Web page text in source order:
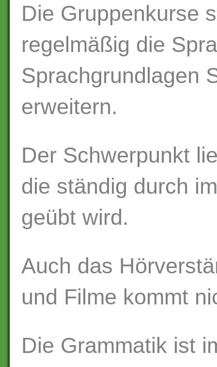
Die Gruppenkurse
regelmäßig die
Sprachgrundlagen
erweitern.
Der Schwerpunkt
die ständig durch
geübt wird.
Auch das
und Filme kommt
Die Grammatik ist